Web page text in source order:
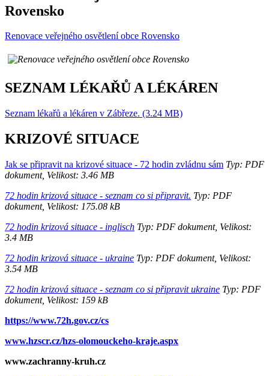
Rovensko
Renovace veřejného osvětlení obce Rovensko
SEZNAM LÉKAŘŮ A LÉKÁREN
Seznam lékařů a lékáren v Zábřeze. (3.24 MB)
KRIZOVÉ SITUACE
Jak se připravit na krizové situace - 72 hodin zvládnu sám Typ: PDF
dokument, Velikost: 3.46 MB
72 hodin krizová situace - seznam co si připravit. Typ: PDF
dokument, Velikost: 175.08 kB
72 hodin krizová situace - inglisch Typ: PDF dokument, Velikost:
3.4 MB
72 hodin krizová situace - ukraine Typ: PDF dokument, Velikost:
3.54 MB
72 hodin krizová situace - seznam co si připravit ukraine Typ: PDF
dokument, Velikost: 159 kB
https://www.72h.gov.cz/cs
www.hzscr.cz/hzs-olomouckeho-kraje.aspx
www.zachranny-kruh.cz